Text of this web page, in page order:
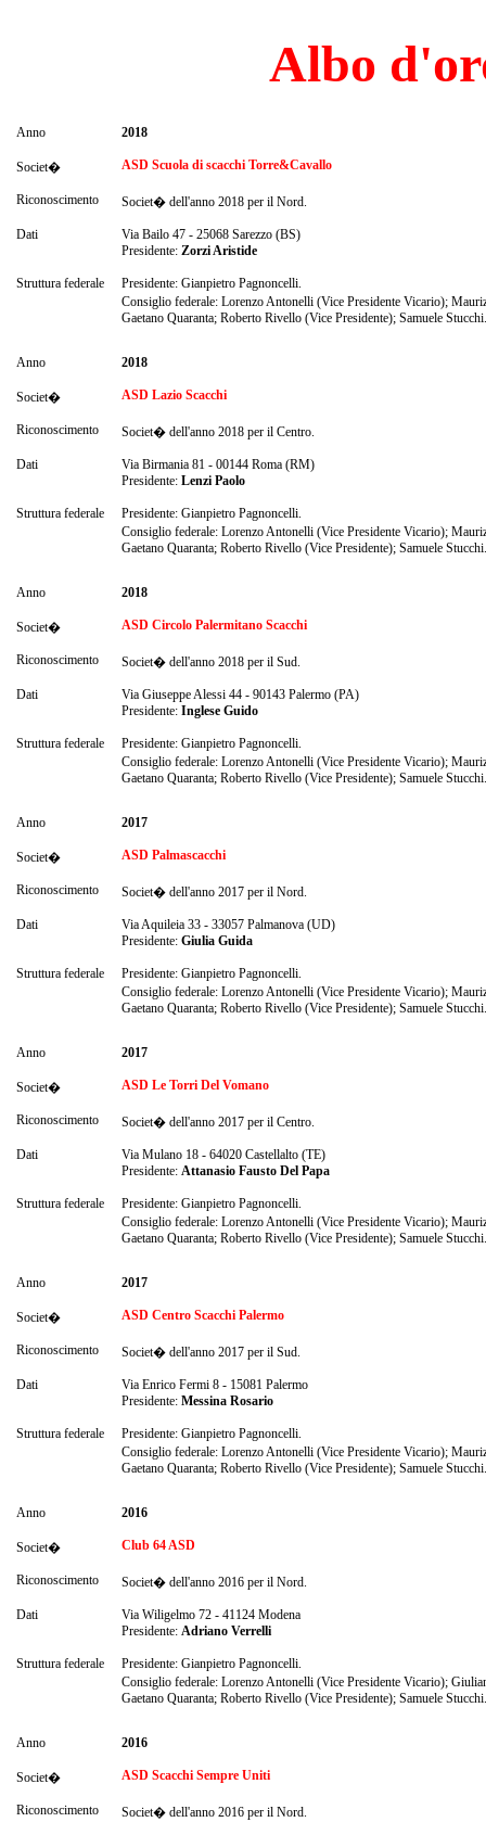
Albo
Anno 2018
Societ� ASD Scuola di scacchi Torre&Cavallo
Riconoscimento Societ� dell'anno 2018 per il Nord.
Dati
Via Bailo 47 - 25068 Sarezzo (BS)
Presidente: Zorzi Aristide
Struttura federale
Presidente: Gianpietro Pagnoncelli.
Consiglio federale: Lorenzo Antonelli (Vice Presidente Vicario);
Gaetano Quaranta; Roberto Rivello (Vice Presidente); Samuele Stucchi.
Anno 2018
Societ� ASD Lazio Scacchi
Riconoscimento Societ� dell'anno 2018 per il Centro.
Dati
Via Birmania 81 - 00144 Roma (RM)
Presidente: Lenzi Paolo
Struttura federale
Presidente: Gianpietro Pagnoncelli.
Consiglio federale: Lorenzo Antonelli (Vice Presidente Vicario);
Gaetano Quaranta; Roberto Rivello (Vice Presidente); Samuele Stucchi.
Anno 2018
Societ� ASD Circolo Palermitano Scacchi
Riconoscimento Societ� dell'anno 2018 per il Sud.
Dati
Via Giuseppe Alessi 44 - 90143 Palermo (PA)
Presidente: Inglese Guido
Struttura federale
Presidente: Gianpietro Pagnoncelli.
Consiglio federale: Lorenzo Antonelli (Vice Presidente Vicario);
Gaetano Quaranta; Roberto Rivello (Vice Presidente); Samuele Stucchi.
Anno 2017
Societ� ASD Palmascacchi
Riconoscimento Societ� dell'anno 2017 per il Nord.
Dati
Via Aquileia 33 - 33057 Palmanova (UD)
Presidente: Giulia Guida
Struttura federale
Presidente: Gianpietro Pagnoncelli.
Consiglio federale: Lorenzo Antonelli (Vice Presidente Vicario);
Gaetano Quaranta; Roberto Rivello (Vice Presidente); Samuele Stucchi.
Anno 2017
Societ� ASD Le Torri Del Vomano
Riconoscimento Societ� dell'anno 2017 per il Centro.
Dati
Via Mulano 18 - 64020 Castellalto (TE)
Presidente: Attanasio Fausto Del Papa
Struttura federale
Presidente: Gianpietro Pagnoncelli.
Consiglio federale: Lorenzo Antonelli (Vice Presidente Vicario);
Gaetano Quaranta; Roberto Rivello (Vice Presidente); Samuele Stucchi.
Anno 2017
Societ� ASD Centro Scacchi Palermo
Riconoscimento Societ� dell'anno 2017 per il Sud.
Dati
Via Enrico Fermi 8 - 15081 Palermo
Presidente: Messina Rosario
Struttura federale
Presidente: Gianpietro Pagnoncelli.
Consiglio federale: Lorenzo Antonelli (Vice Presidente Vicario);
Gaetano Quaranta; Roberto Rivello (Vice Presidente); Samuele Stucchi.
Anno 2016
Societ� Club 64 ASD
Riconoscimento Societ� dell'anno 2016 per il Nord.
Dati
Via Wiligelmo 72 - 41124 Modena
Presidente: Adriano Verrelli
Struttura federale
Presidente: Gianpietro Pagnoncelli.
Consiglio federale: Lorenzo Antonelli (Vice Presidente Vicario);
Gaetano Quaranta; Roberto Rivello (Vice Presidente); Samuele Stucchi.
Anno 2016
Societ� ASD Scacchi Sempre Uniti
Riconoscimento Societ� dell'anno 2016 per il Nord.